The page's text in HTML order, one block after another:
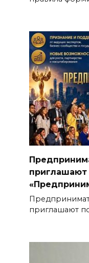
приглашают